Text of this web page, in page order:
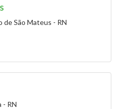
de São Mateus - RN
- RN